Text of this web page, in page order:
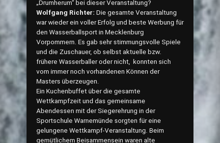
„Drumherum“ bei dieser Veranstaltung?
Wolfgang Richter: Die gesamte Veranstaltung
war wieder ein voller Erfolg und beste Werbung für
den Wasserballsport in Mecklenburg
Vorpommern. Es gab sehr stimmungsvolle Spiele
und die Zuschauer, ob selbst aktuelle bzw.
frühere Wasserballer oder nicht, konnten sich
vom immer noch vorhandenen Können der
Masters überzeugen.
Ein Kuchenbuffet über die gesamte
Wettkampfzeit und das gemeinsame
Abendessen mit der Siegerehrung in der
Sportschule Warnemünde sorgten für eine
gelungene Wettkampf-Veranstaltung. Beim
gemütlichem Beisammensein waren alte